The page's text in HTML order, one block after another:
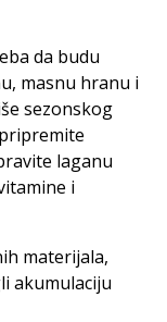
da budu
masnu hranu i
sezonskog
laganu
i
materijala,
akumulaciju